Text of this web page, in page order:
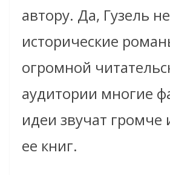
автору. Да, Гузель
исторические
огромной
аудитории многие
идеи звучат громче
ее книг.